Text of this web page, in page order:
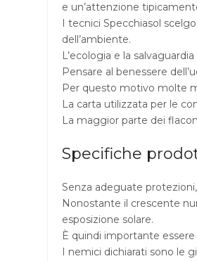
e un’attenzione
I tecnici Specchiasol
dell’ambiente.
L’ecologia e la
Pensare al benessere
Per questo motivo molte
La carta utilizzata per le
La maggior parte dei
Specifiche
Senza adeguate
Nonostante il crescente
esposizione solare.
È quindi importante
I nemici dichiarati sono le